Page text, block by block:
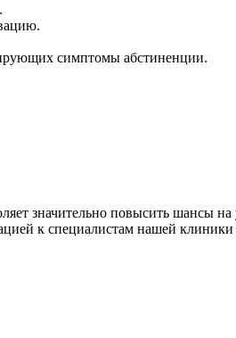
симптомы абстиненции.
значительно повысить шансы
к специалистам нашей клиники